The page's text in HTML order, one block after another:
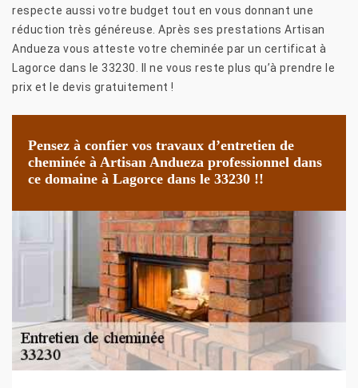
respecte aussi votre budget tout en vous donnant une
réduction très généreuse. Après ses prestations Artisan
Andueza vous atteste votre cheminée par un certificat à
Lagorce dans le 33230. Il ne vous reste plus qu’à prendre le
prix et le devis gratuitement !
Pensez à confier vos travaux d’entretien de
cheminée à Artisan Andueza professionnel dans
ce domaine à Lagorce dans le 33230 !!